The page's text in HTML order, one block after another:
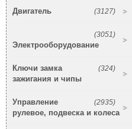
(3127)
Двигатель
(3051)
Электрооборудование
(324)
Ключи замка
зажигания и чипы
(2935)
Управление
рулевое, подвеска и колеса